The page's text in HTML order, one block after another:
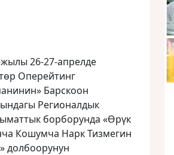
26-27-апрелде
Оперейтинг
Барскоон
Регионалдык
борборунда «Өрүк
Кошумча Нарк Тизмегин
долбоорунун